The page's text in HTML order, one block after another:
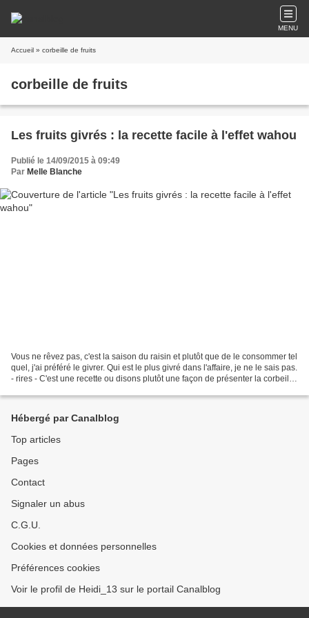
MENU
Accueil » corbeille de fruits
corbeille de fruits
Les fruits givrés : la recette facile à l'effet wahou
Publié le 14/09/2015 à 09:49
Par Melle Blanche
Vous ne rêvez pas, c'est la saison du raisin et plutôt que de le consommer tel
quel, j'ai préféré le givrer. Qui est le plus givré dans l'affaire, je ne le sais pas.
- rires - C'est une recette ou disons plutôt une façon de présenter la corbeille
Hébergé par Canalblog
Top articles
Pages
Contact
Signaler un abus
C.G.U.
Cookies et données personnelles
Préférences cookies
Voir le profil de Heidi_13 sur le portail Canalblog